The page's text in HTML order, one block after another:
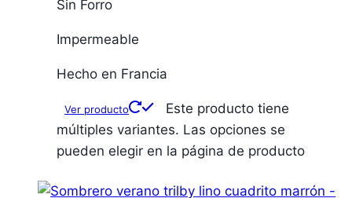
Sin Forro
Impermeable
Hecho en Francia
Ver producto
Este producto tiene
múltiples variantes. Las opciones se
pueden elegir en la página de producto